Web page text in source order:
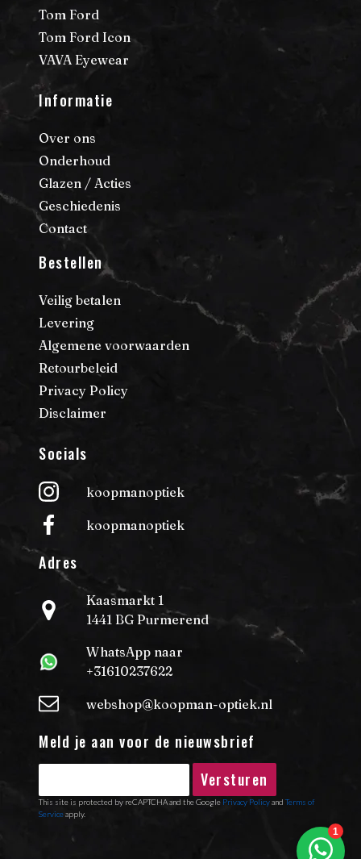
Adres
Kaasmarkt 1
1441 BG Purmerend
WhatsApp naar
+31610237622
webshop@koopman-optiek.nl
Meld je aan voor de nieuwsbrief
Versturen
This site is protected by reCAPTCHA and the Google Privacy PolicyandTerms of
Serviceapply.
Socials
koopmanoptiek
koopmanoptiek
Tom Ford
Tom Ford Icon
VAVA Eyewear
Informatie
Over ons
Onderhoud
Glazen / Acties
Geschiedenis
Contact
Bestellen
Veilig betalen
Levering
Algemene voorwaarden
Retourbeleid
Privacy Policy
Disclaimer